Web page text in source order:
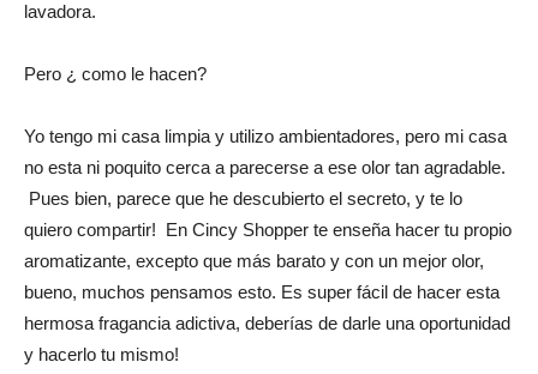
lavadora.
Pero ¿ como le hacen?
Yo tengo mi casa limpia y utilizo ambientadores, pero mi casa
no esta ni poquito cerca a parecerse a ese olor tan agradable.
Pues bien, parece que he descubierto el secreto, y te lo
quiero compartir! En Cincy Shopper te enseña hacer tu propio
aromatizante, excepto que más barato y con un mejor olor,
bueno, muchos pensamos esto. Es super fácil de hacer esta
hermosa fragancia adictiva, deberías de darle una oportunidad
y hacerlo tu mismo!